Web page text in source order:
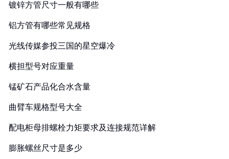
镀锌方管尺寸一般有哪些
铝方管有哪些常见规格
光线传媒参投三国的星空爆冷
横担型号对应重量
锰矿石产品化合水含量
曲臂车规格型号大全
配电柜母排螺栓力矩要求及连接规范详解
膨胀螺丝尺寸是多少